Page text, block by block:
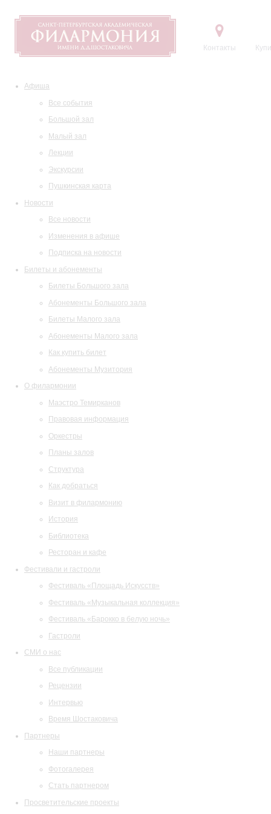
Контакты
Афиша
Все события
Большой зал
Малый зал
Лекции
Экскурсии
Пушкинская карта
Новости
Все новости
Изменения в афише
Подписка на новости
Билеты и абонементы
Билеты Большого зала
Абонементы Большого зала
Билеты Малого зала
Абонементы Малого зала
Как купить билет
Абонементы Музитория
О филармонии
Маэстро Темирканов
Правовая информация
Оркестры
Планы залов
Структура
Как добраться
Визит в филармонию
История
Библиотека
Ресторан и кафе
Фестивали и гастроли
Фестиваль «Площадь Искусств»
Фестиваль «Музыкальная коллекция»
Фестиваль «Барокко в белую ночь»
Гастроли
СМИ о нас
Все публикации
Рецензии
Интервью
Время Шостаковича
Партнеры
Наши партнеры
Фотогалерея
Стать партнером
Просветительские проекты